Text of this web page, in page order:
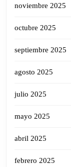
noviembre 2025
octubre 2025
septiembre 2025
agosto 2025
julio 2025
mayo 2025
abril 2025
febrero 2025